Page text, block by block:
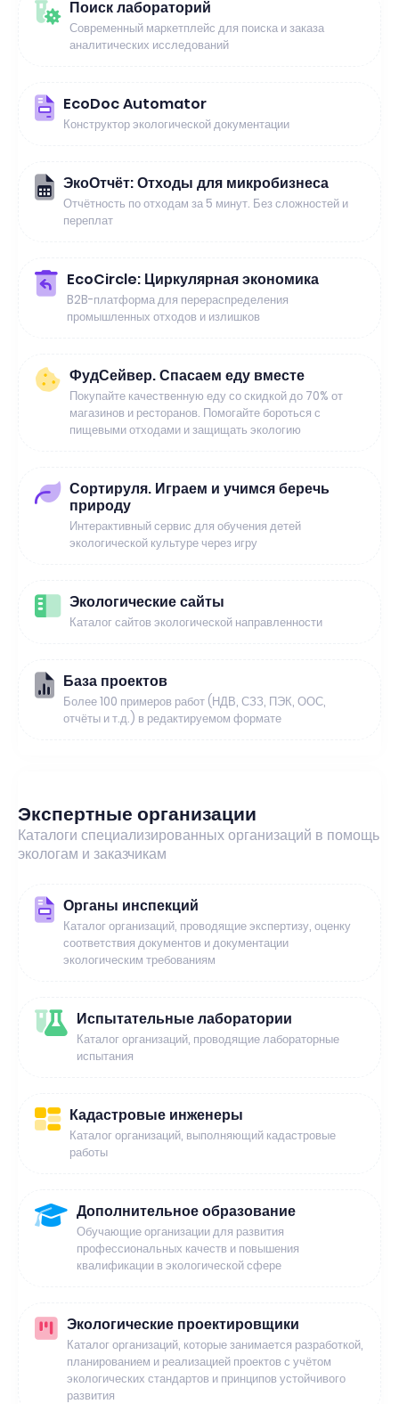
Поиск лабораторий
Современный маркетплейс для поиска и заказа
аналитических исследований
EcoDoc Automator
Конструктор экологической документации
ЭкоОтчёт: Отходы для микробизнеса
Отчётность по отходам за 5 минут. Без сложностей и
переплат
EcoCircle: Циркулярная экономика
B2B-платформа для перераспределения
промышленных отходов и излишков
ФудСейвер. Спасаем еду вместе
Покупайте качественную еду со скидкой до 70% от
магазинов и ресторанов. Помогайте бороться с
пищевыми отходами и защищать экологию
Сортируля. Играем и учимся беречь
природу
Интерактивный сервис для обучения детей
экологической культуре через игру
Экологические сайты
Каталог сайтов экологической направленности
База проектов
Более 100 примеров работ (НДВ, СЗЗ, ПЭК, ООС,
отчёты и т.д.) в редактируемом формате
Экспертные организации
Каталоги специализированных организаций в помощь
экологам и заказчикам
Органы инспекций
Каталог организаций, проводящие экспертизу, оценку
соответствия документов и документации
экологическим требованиям
Испытательные лаборатории
Каталог организаций, проводящие лабораторные
испытания
Кадастровые инженеры
Каталог организаций, выполняющий кадастровые
работы
Дополнительное образование
Обучающие организации для развития
профессиональных качеств и повышения
квалификации в экологической сфере
Экологические проектировщики
Каталог организаций, которые занимается разработкой,
планированием и реализацией проектов с учётом
экологических стандартов и принципов устойчивого
развития